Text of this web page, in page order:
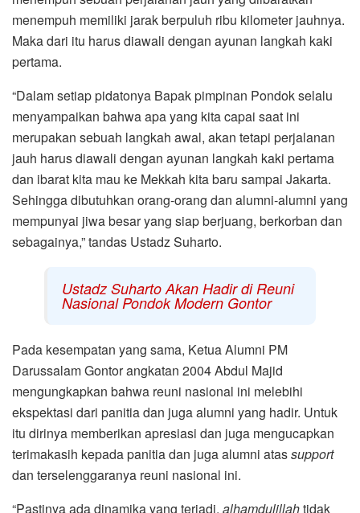
menempuh memiliki jarak berpuluh ribu kilometer jauhnya.
Maka dari itu harus diawali dengan ayunan langkah kaki
pertama.
“Dalam setiap pidatonya Bapak pimpinan Pondok selalu
menyampaikan bahwa apa yang kita capai saat ini
merupakan sebuah langkah awal, akan tetapi perjalanan
jauh harus diawali dengan ayunan langkah kaki pertama
dan ibarat kita mau ke Mekkah kita baru sampai Jakarta.
Sehingga dibutuhkan orang-orang dan alumni-alumni yang
mempunyai jiwa besar yang siap berjuang, berkorban dan
sebagainya,” tandas Ustadz Suharto.
Ustadz Suharto Akan Hadir di Reuni
Nasional Pondok Modern Gontor
Pada kesempatan yang sama, Ketua Alumni PM
Darussalam Gontor angkatan 2004 Abdul Majid
mengungkapkan bahwa reuni nasional ini melebihi
ekspektasi dari panitia dan juga alumni yang hadir. Untuk
itu dirinya memberikan apresiasi dan juga mengucapkan
terimakasih kepada panitia dan juga alumni atassupport
dan terselenggaranya reuni nasional ini.
“Pastinya ada dinamika yang terjadi, alhamdulillahtidak